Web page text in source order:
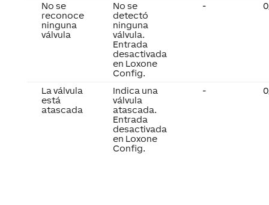
No se
reconoce
ninguna
válvula
No se
detectó
ninguna
válvula.
Entrada
desactivada
en Loxone
Config.
-
La válvula
está
atascada
Indica una
válvula
atascada.
Entrada
desactivada
en Loxone
Config.
-